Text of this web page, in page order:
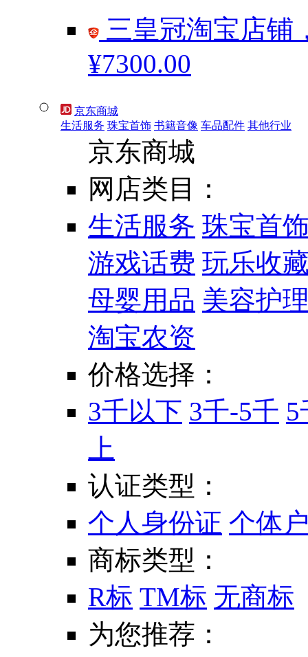
三皇冠淘宝店铺
¥7300.00
京东商城
生活服务 珠宝首饰 书籍音像 车品配件 其他行业
京东商城
网店类目：
生活服务 珠宝首
游戏话费 玩乐收
母婴用品 美容护
淘宝农资
价格选择：
3千以下 3千-5千 5
上
认证类型：
个人身份证 个体
商标类型：
R标 TM标 无商标
为您推荐：